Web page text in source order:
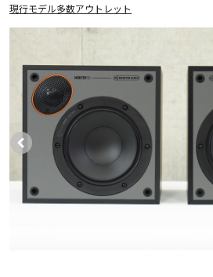
現行モデル多数アウトレット